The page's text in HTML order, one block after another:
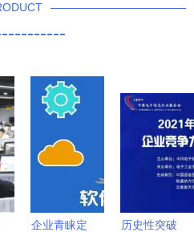
企业青睐定
历史性突破